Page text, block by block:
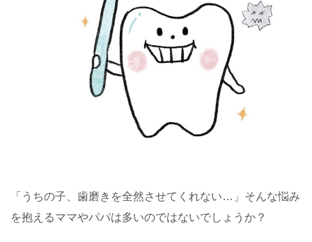
「うちの子、歯磨きを全然させてくれない…」そんな悩み
を抱えるママやパパは多いのではないでしょうか？